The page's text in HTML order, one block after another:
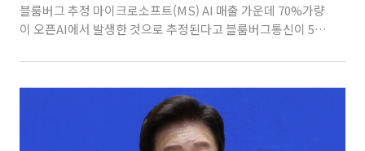
블룸버그 추정 마이크로소프트(MS) AI 매출 가운데 70%가량
이 오픈AI에서 발생한 것으로 추정된다고 블룸버그통신이 5일
AI로부터 발생한 매출이 241억달러를 기록했다고 지난달 29일
실적 공시를 통해 공개했다. 당시 MS는 AI 사업 전체 매출 규모
는 공개하지 않았다. 하지만 앞서 사